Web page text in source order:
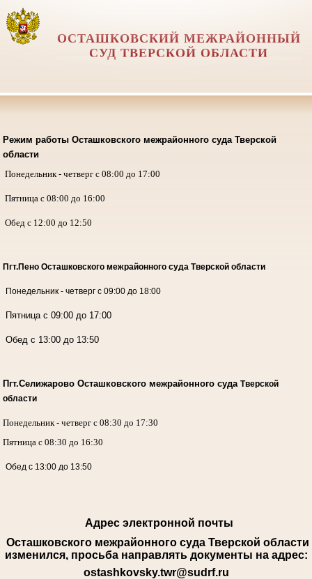
ОСТАШКОВСКИЙ МЕЖРАЙОННЫЙ
СУД ТВЕРСКОЙ ОБЛАСТИ
Режим работы Осташковского межрайонного суда Тверской
области
Понедельник - четверг с 08:00 до 17:00
Пятница с 08:00 до 16:00
Обед с 12:00 до 12:50
Пгт.Пено Осташковского межрайонного суда Тверской области
Понедельник - четверг с 09:00 до 18:00
Пятница с 09:00 до 17:00
Обед с 13:00 до 13:50
Пгт.Селижарово Осташковского межрайонного суда Тверской
области
Понедельник - четверг с 08:30 до 17:30
Пятница с 08:30 до 16:30
Обед с 13:00 до 13:50
Адрес электронной почты
Осташковского межрайонного суда Тверской области
изменился, просьба направлять документы на адрес:
ostashkovsky.twr@sudrf.ru